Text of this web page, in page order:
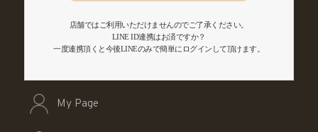
My Page
店舗ではご利用いただけませんのでご了承ください。
LINE ID連携はお済ですか？
一度連携頂くと今後LINEのみで簡単にログインして頂けます。